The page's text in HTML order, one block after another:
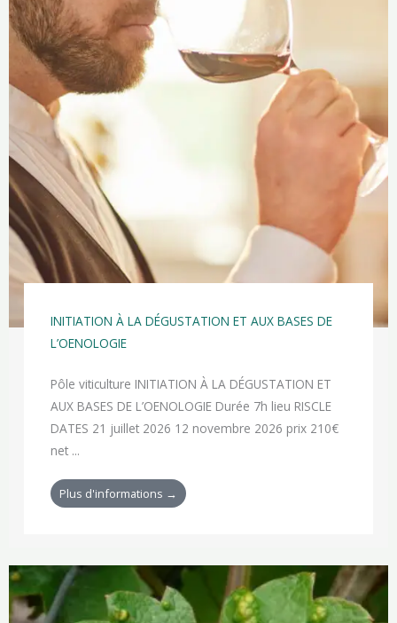
INITIATION À LA DÉGUSTATION ET AUX BASES DE
L’OENOLOGIE
Pôle viticulture INITIATION À LA DÉGUSTATION ET
AUX BASES DE L’OENOLOGIE Durée 7h lieu RISCLE
DATES 21 juillet 2026 12 novembre 2026 prix 210€
net ...
Plus d'informations →